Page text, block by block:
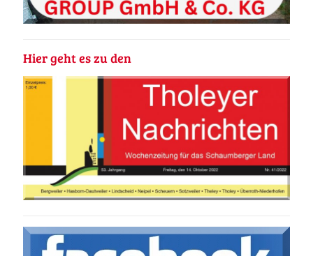
Hier geht es zu den